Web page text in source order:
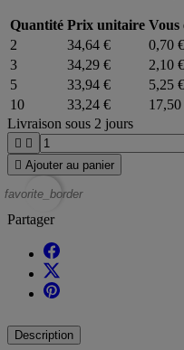
Quantité Prix unitaire Vous
2
34,64 €
0,70 €
3
34,29 €
2,10 €
5
33,94 €
5,25 €
10
33,24 €
17,50
Livraison sous 2 jours
 
 Ajouter au panier
favorite_border
Partager
Description